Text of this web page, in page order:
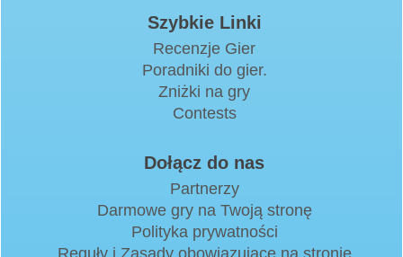
Szybkie Linki
Recenzje Gier
Poradniki do gier.
Zniżki na gry
Contests
Dołącz do nas
Partnerzy
Darmowe gry na Twoją stronę
Polityka prywatności
Reguły i Zasady obowiązujące na stronie